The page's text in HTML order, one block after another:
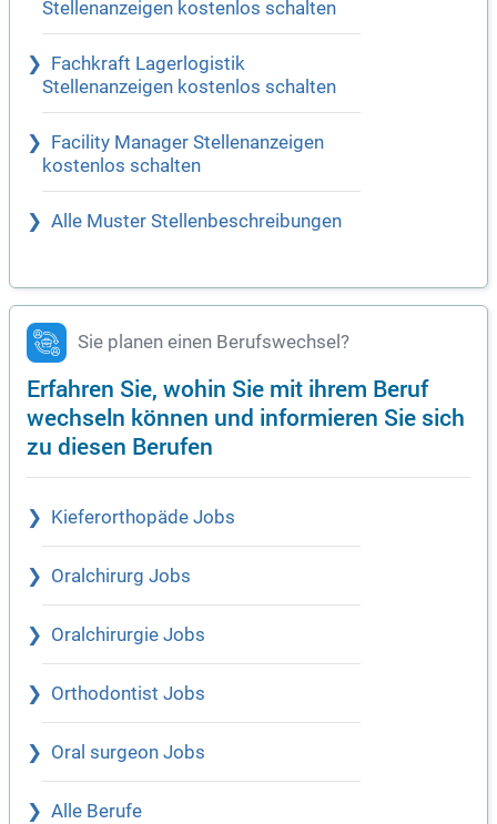
Stellenanzeigen kostenlos schalten
Fachkraft Lagerlogistik
Stellenanzeigen kostenlos schalten
Facility Manager Stellenanzeigen
kostenlos schalten
Alle Muster Stellenbeschreibungen
Sie planen einen Berufswechsel?
Erfahren Sie, wohin Sie mit ihrem Beruf
wechseln können und informieren Sie sich
zu diesen Berufen
Kieferorthopäde Jobs
Oralchirurg Jobs
Oralchirurgie Jobs
Orthodontist Jobs
Oral surgeon Jobs
Alle Berufe